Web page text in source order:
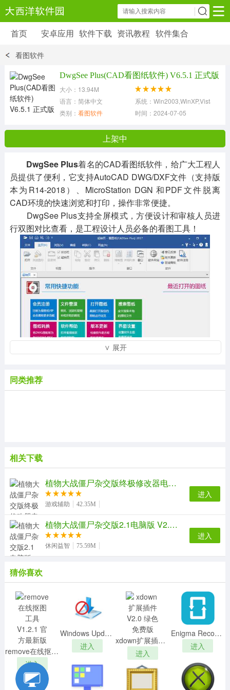
安卓应用 软件下载 资讯教程
6179 款应用
39 款应用
首页 安卓应用 软件下载 资讯教程 软件集合
看图软件
DwgSee Plus(CAD看图纸软件) V6.5.1 正式版
大小：13.94M
语言：简体中文
系统：
类别： 看图软件 时间：2024-07-05
上架中
DwgSee Plus着名的CAD看图纸软件，给广大工程人
员提供了便利，它支持AutoCAD DWG/DXF文件（支持版
本为R14-2018）、MicroStation DGN 和PDF文件脱离
CAD环境的快速浏览和打印，操作非常便捷。
DwgSee Plus支持全屏模式，方便设计和审核人员进
行双图对比查看，是工程设计人员必备的看图工具！
【软件特色】
Viewer图形浏览器实现了类ACDSee的DWG/DXF文件缩
略图预览效果;支持对图形文件的拷贝、粘贴、剪切和删除
等管理操作。既提供了图形旋转、平移、全屏、缩放等一
般功能，又提供了独具特色的双图同步浏览功能，并支持
全屏模式，方便设计和审核人员进行双图对比查看。
DwgSee Plus软件也提供了常用的图形管理工具，如
图层显示控制、文件格式转换、导入/导出、打印预览、
AutoCAD各版本转换等。同时DwgSee Plus启动AutoCAD
的快捷方式，为设计人员在AutoCAD环境下进行图形编辑
提供了方便。
【软件亮点】
1、打印：打印预览，裁剪窗口打印，自定义笔设置。
批量打印：使用多个布局和文件进行绘图。
2、可以对图纸文件进行快速的管理
3、通过文本，自由绘图，椭圆等对图形进行注释，不
会改变DWG文件，而是保存为覆盖文件，扩展名为.mrk，
不同的.mrk文件可以应用于同一个图形。
∨ 展开
同类推荐
相关下载
植物大战僵尸杂交版终极修改器电脑版 V1.0 PC免费版
游戏辅助 42.35M
进入
植物大战僵尸杂交版2.1电脑版 V2.1 官方最新版
休闲益智 75.59M
进入
猜你喜欢
remove在线抠图工具 V1.2.1 官方最新版
进入
Windows Update Blocker(win10禁止自动更新工具)v1.6绿色版
进入
xdown扩展插件 V2.0 绿色免费版
进入
Enigma Recovery Professional 4(IOS数据恢复软件)v4.0.0中文破解版
进入